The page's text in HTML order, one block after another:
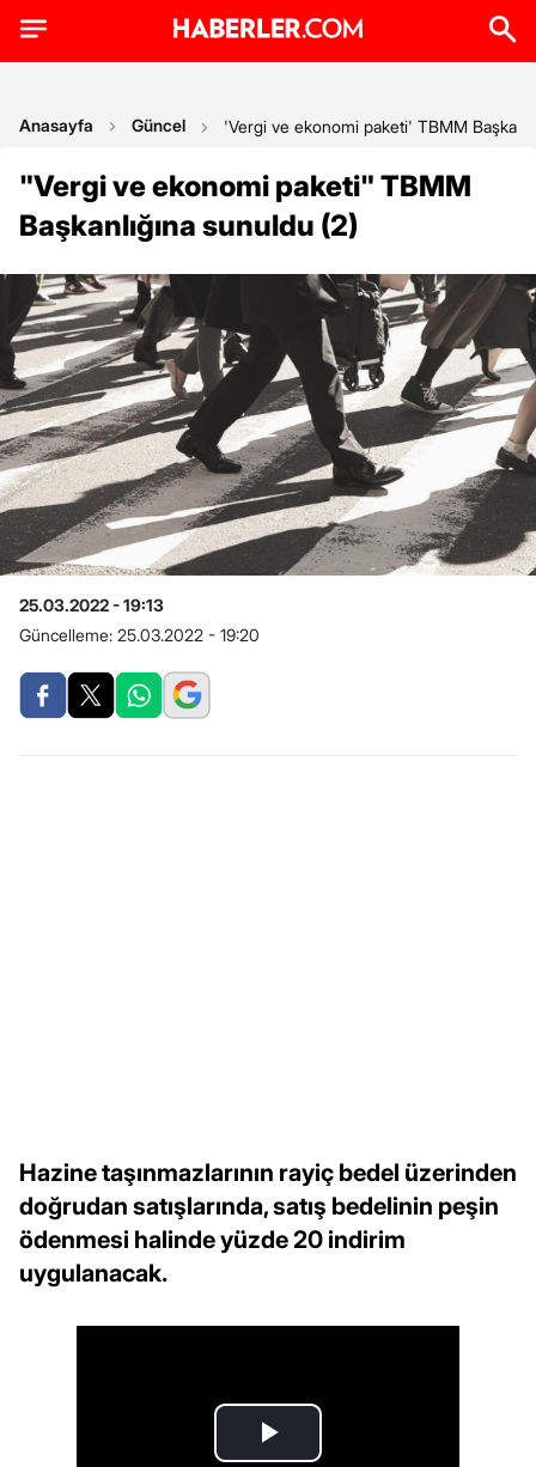
Anasayfa Güncel 'Vergi ve ekonomi paketi' TBMM
"Vergi ve ekonomi paketi" TBMM
Başkanlığına sunuldu (2)
25.03.2022 - 19:13
Güncelleme: 25.03.2022 - 19:20
Hazine taşınmazlarının rayiç bedel üzerinden
doğrudan satışlarında, satış bedelinin peşin
ödenmesi halinde yüzde 20 indirim
uygulanacak.